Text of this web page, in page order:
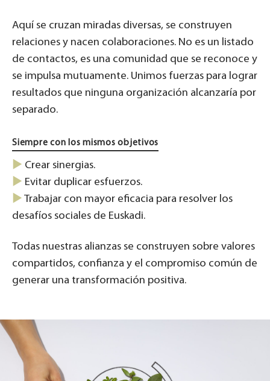
Aquí se cruzan miradas diversas, se construyen
relaciones y nacen colaboraciones. No es un listado
de contactos, es una comunidad que se reconoce y
se impulsa mutuamente. Unimos fuerzas para lograr
resultados que ninguna organización alcanzaría por
separado.
Siempre con los mismos objetivos
► Crear sinergias.
► Evitar duplicar esfuerzos.
► Trabajar con mayor eficacia para resolver los
desafíos sociales de Euskadi.
Todas nuestras alianzas se construyen sobre valores
compartidos, confianza y el compromiso común de
generar una transformación positiva.